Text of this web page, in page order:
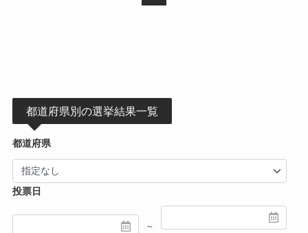
都道府県別の選挙結果一覧
都道府県
投票日
～